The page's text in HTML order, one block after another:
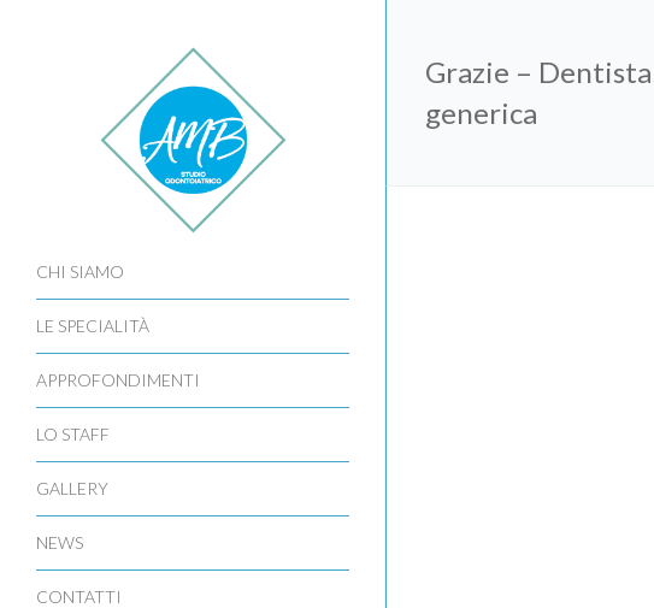
CHI SIAMO
LE SPECIALITÀ
APPROFONDIMENTI
LO STAFF
GALLERY
NEWS
CONTATTI
Grazie –
generica